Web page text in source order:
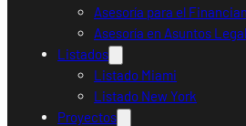
Asesoría para el
Asesoría en Asuntos
Listados
Listado Miami
Listado New York
Proyectos